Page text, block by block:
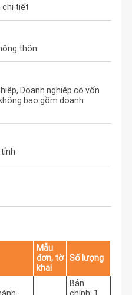
chi tiết
thôn
Doanh nghiệp có vốn
bao gồm doanh
Mẫu
đơn, tờ
khai
Số lượng
Bản